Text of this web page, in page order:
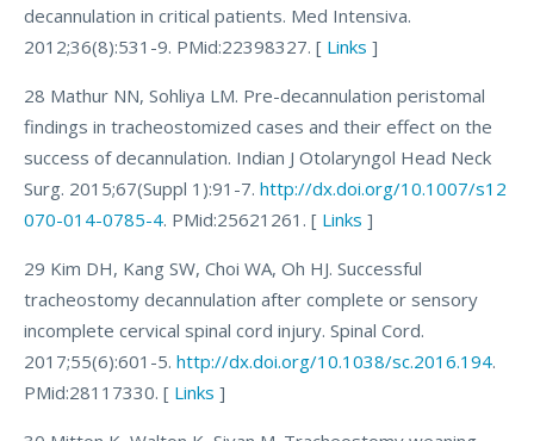
decannulation in critical patients. Med Intensiva.
2012;36(8):531-9. PMid:22398327. [ Links ]
28 Mathur NN, Sohliya LM. Pre-decannulation peristomal
findings in tracheostomized cases and their effect on the
success of decannulation. Indian J Otolaryngol Head Neck
Surg. 2015;67(Suppl 1):91-7. http://dx.doi.org/10.1007/s12
070-014-0785-4. PMid:25621261. [ Links ]
29 Kim DH, Kang SW, Choi WA, Oh HJ. Successful
tracheostomy decannulation after complete or sensory
incomplete cervical spinal cord injury. Spinal Cord.
2017;55(6):601-5. http://dx.doi.org/10.1038/sc.2016.194.
PMid:28117330. [ Links ]